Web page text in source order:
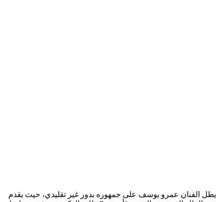
يطل الفنان عمرو يوسف على جمهوره بدور غير تقليدي، حيث يقدم